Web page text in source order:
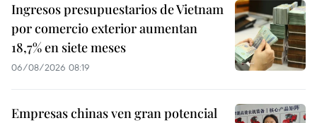
Ingresos presupuestarios de Vietnam
por comercio exterior aumentan
18,7% en siete meses
06/08/2026 08:19
Empresas chinas ven gran potencial